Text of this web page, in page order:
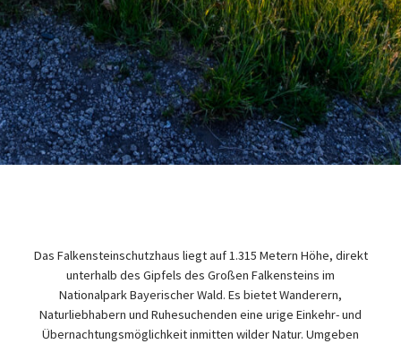
Das Falkensteinschutzhaus liegt auf 1.315 Metern Höhe, direkt
unterhalb des Gipfels des Großen Falkensteins im
Nationalpark Bayerischer Wald. Es bietet Wanderern,
Naturliebhabern und Ruhesuchenden eine urige Einkehr- und
Übernachtungsmöglichkeit inmitten wilder Natur. Umgeben